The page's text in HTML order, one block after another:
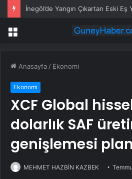
İnegöl’de Yangın Çıkartan Eski Eş
Menü
Anasayfa / Ekonomi
Ekonomi
XCF Global
dolarlık SAF
genişlemesi
MEHMET HAZBİN KAZBEK